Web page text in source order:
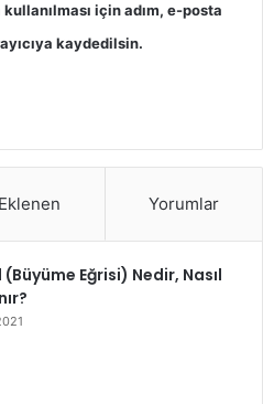
için adım, e-posta
kaydedilsin.
Yorumlar
Eğrisi) Nedir, Nasıl